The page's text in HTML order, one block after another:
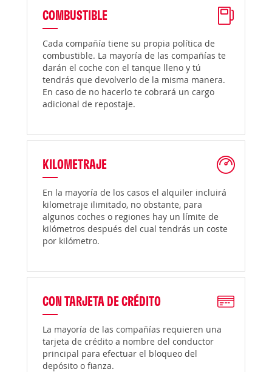
COMBUSTIBLE
Cada compañía tiene su propia política de
combustible. La mayoría de las compañías te
darán el coche con el tanque lleno y tú
tendrás que devolverlo de la misma manera.
En caso de no hacerlo te cobrará un cargo
adicional de repostaje.
KILOMETRAJE
En la mayoría de los casos el alquiler incluirá
kilometraje ilimitado, no obstante, para
algunos coches o regiones hay un límite de
kilómetros después del cual tendrás un coste
por kilómetro.
CON TARJETA DE CRÉDITO
La mayoría de las compañías requieren una
tarjeta de crédito a nombre del conductor
principal para efectuar el bloqueo del
depósito o fianza.